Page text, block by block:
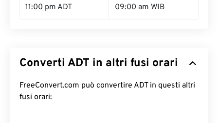
11:00 pm ADT 09:00 am WIB
Converti ADT in altri fusi orari
FreeConvert.com può convertire ADT in questi altri
fusi orari: